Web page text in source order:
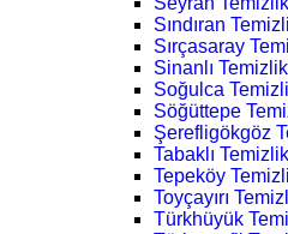
Sındıran
Sırçasaray
Sinanlı
Soğulca
Söğüttepe
Şerefligökgöz
Tabaklı
Tepeköy
Toyçayırı
Türkhüyük